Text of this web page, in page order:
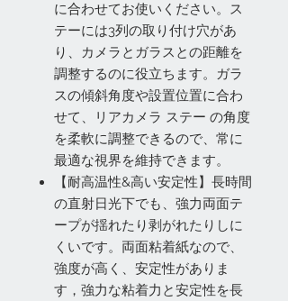
に合わせてお使いください。ス
テーには3列の取り付け穴があ
り、カメラとガラスとの距離を
調整するのに役立ちます。ガラ
スの傾斜角度や設置位置に合わ
せて、リアカメラ ステー の角度
を柔軟に調整できるので、常に
最適な視界を維持できます。
【耐高温性&高い安定性】長時間
の直射日光下でも、強力両面テ
ープが揺れたり剥がれたりしに
くいです。両面粘着紙なので、
強度が高く、安定性がありま
す，強力な粘着力と安定性を長